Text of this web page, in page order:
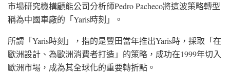
市場研究機構顧能公司分析師Pedro Pacheco將這波策略轉型
稱為中國車廠的「Yaris時刻」。
所謂「Yaris時刻」，指的是豐田當年推出Yaris時，採取「在
歐洲設計、為歐洲消費者打造」的策略，成功在1999年切入
歐洲市場，成為其全球化的重要轉折點。